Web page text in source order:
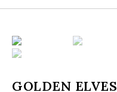
GOLDEN ELVES